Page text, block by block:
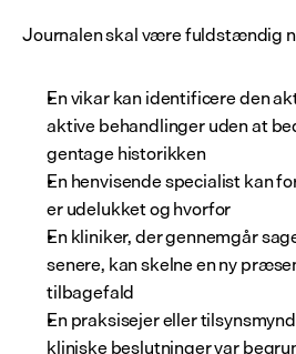
Journalen skal være fuldstændig
En vikar kan identificere den
aktive behandlinger uden at
gentage historikken
En henvisende specialist kan
er udelukket og hvorfor
En kliniker, der gennemgår
senere, kan skelne en ny
tilbagefald
En praksisejer eller
kliniske beslutninger var